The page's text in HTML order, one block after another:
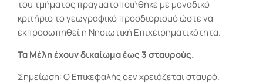
του τμήματος πραγματοποιήθηκε με μοναδικό
κριτήριο το γεωγραφικό προσδιορισμό ώστε να
εκπροσωπηθεί η Νησιωτική Επιχειρηματικότητα.
Τα Μέλη έχουν δικαίωμα έως 3 σταυρούς.
Σημείωση: Ο Επικεφαλής δεν χρειάζεται σταυρό.